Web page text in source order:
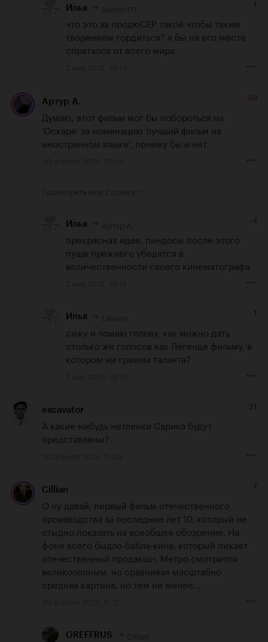
Илья 1
что это за продюСЕР такой чтобы таким
творением гордиться? я бы на его месте
спрятался от всего мира.
Артур А. -39
Думаю, этот фильм мог бы побороться на
'Оскаре' за номинацию 'лучший фильм на
иностранном языке', почему бы и нет.
Илья -4
прекрасная идея. пиндосы после этого
пуще прежнего убедятся в
величественности своего кинематографа.
Илья 1
сижу и ломаю голову, как можно дать
столько же голосов как Легенде фильму, в
котором ни грамма таланта?
excavator 21
А какие-нибудь нетленки Сарика будут
представлены?
Cillian 7
О ну давай, первый фильм отечественного
производства за последние лет 10, который не
стыдно показать на всеобщее обозрение. На
фоне всего быдло-бабла-кина, который пихает
отечественный продакшн, Метро смотрится
великолепным, но сравнивая масштабно
средняя картина, но тем не менее...
GREFFRUS